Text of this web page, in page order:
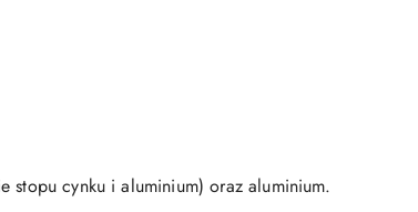
stopu cynku i aluminium) oraz aluminium.